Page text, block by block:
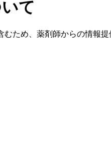
て
ため、薬剤師からの情報